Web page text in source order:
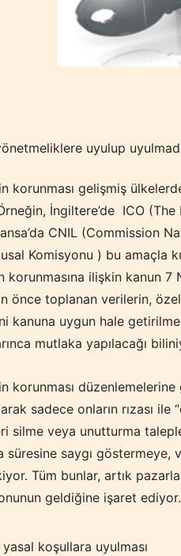
uyulup
korunması gelişmiş
İngiltere’de ICO
CNIL (Commission
Komisyonu ) bu amaçla
korunmasına ilişkin kanun
önce toplanan verilerin,
kanuna uygun hale
mutlaka yapılacağı
korunması
sadece onların rızası
silme veya unutturma
süresine saygı göstermeye,
Tüm bunlar, artık
geldiğine işaret ediyor.
koşullara uyulması